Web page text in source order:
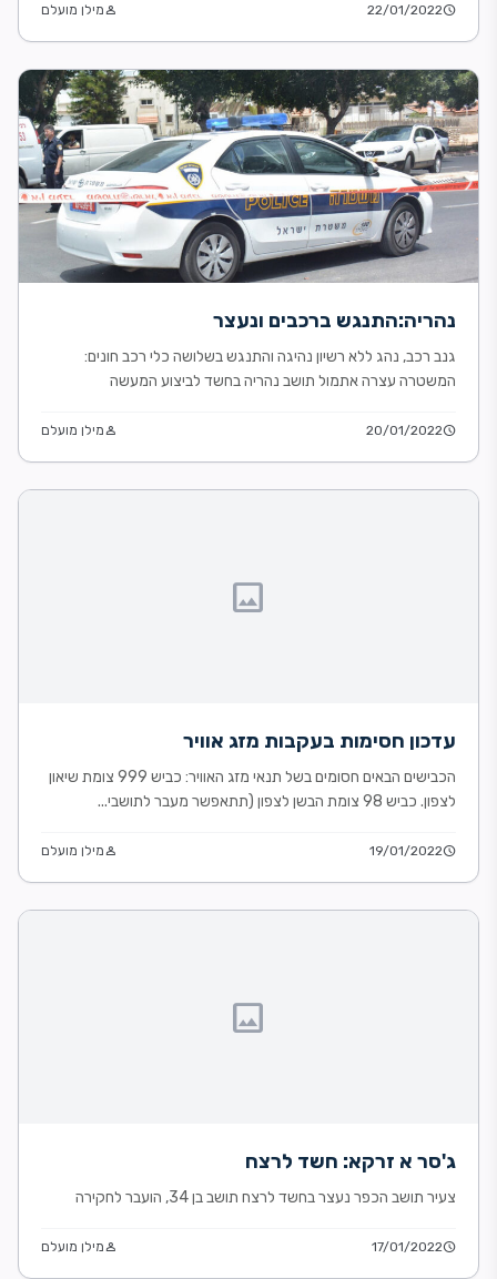
schedule
22/01/2022
personמילן מועלם
נהריה:התנגש ברכבים ונעצר
גנב רכב, נהג ללא רשיון נהיגה והתנגש בשלושה כלי רכב חונים:
המשטרה עצרה אתמול תושב נהריה בחשד לביצוע המעשה
schedule
20/01/2022
personמילן מועלם
image
עדכון חסימות בעקבות מזג אוויר
הכבישים הבאים חסומים בשל תנאי מזג האוויר: כביש 999 צומת שיאון
לצפון. כביש 98 צומת הבשן לצפון (תתאפשר מעבר לתושבי...
schedule
19/01/2022
personמילן מועלם
image
ג'סר א זרקא: חשד לרצח
צעיר תושב הכפר נעצר בחשד לרצח תושב בן 34, הועבר לחקירה
schedule
17/01/2022
personמילן מועלם